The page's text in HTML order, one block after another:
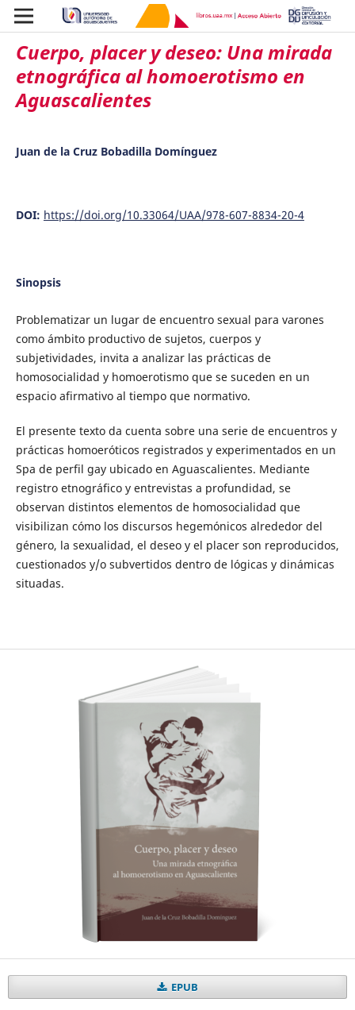
Cuerpo, placer y deseo: Una mirada
etnográfica al homoerotismo en
Aguascalientes
Juan de la Cruz Bobadilla Domínguez
DOI: https://doi.org/10.33064/UAA/978-607-8834-20-4
Sinopsis
Problematizar un lugar de encuentro sexual para varones
como ámbito productivo de sujetos, cuerpos y
subjetividades, invita a analizar las prácticas de
homosocialidad y homoerotismo que se suceden en un
espacio afirmativo al tiempo que normativo.
El presente texto da cuenta sobre una serie de encuentros y
prácticas homoeróticos registrados y experimentados en un
Spa de perfil gay ubicado en Aguascalientes. Mediante
registro etnográfico y entrevistas a profundidad, se
observan distintos elementos de homosocialidad que
visibilizan cómo los discursos hegemónicos alrededor del
género, la sexualidad, el deseo y el placer son reproducidos,
cuestionados y/o subvertidos dentro de lógicas y dinámicas
situadas.
EPUB